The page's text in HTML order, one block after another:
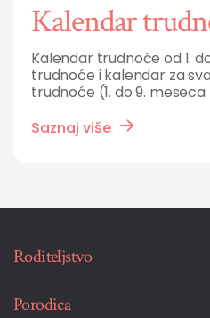
Kalendar
Kalendar trudnoće od 1.
trudnoće i kalendar za
trudnoće (1. do 9.
Saznaj više
Roditeljstvo
Porodica